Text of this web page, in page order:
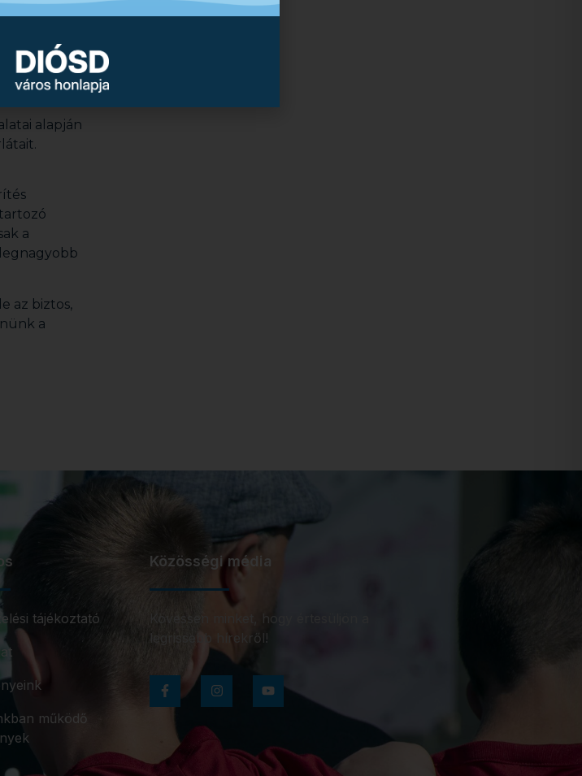
időben
fordítani
kezelésre.
alapján
a
az biztos,
a
tájékoztató
működő
Közösségi média
Kövessen minket, hogy értesüljön a
legrissebb hírekről!